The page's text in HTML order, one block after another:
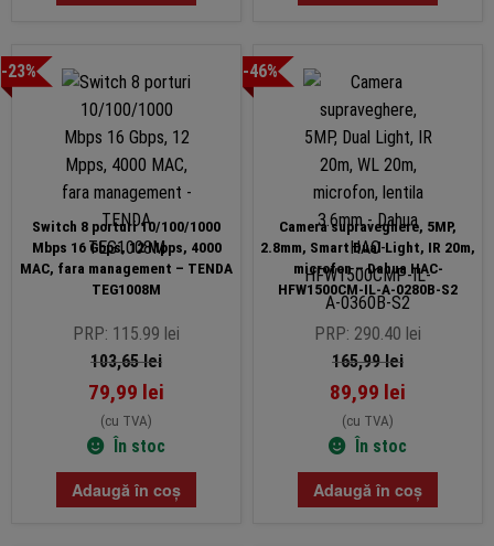
-23%
Switch 8 porturi 10/100/1000
Mbps 16 Gbps, 12 Mpps, 4000
MAC, fara management – TENDA
TEG1008M
PRP: 115.99 lei
103,65lei
79,99 lei
(cu TVA)
În stoc
Adaugă în coș
-46%
Camera supraveghere, 5MP,
2.8mm, Smart Dual Light, IR 20m,
microfon – Dahua HAC-
HFW1500CM-IL-A-0280B-S2
PRP: 290.40 lei
165,99lei
89,99 lei
(cu TVA)
În stoc
Adaugă în coș